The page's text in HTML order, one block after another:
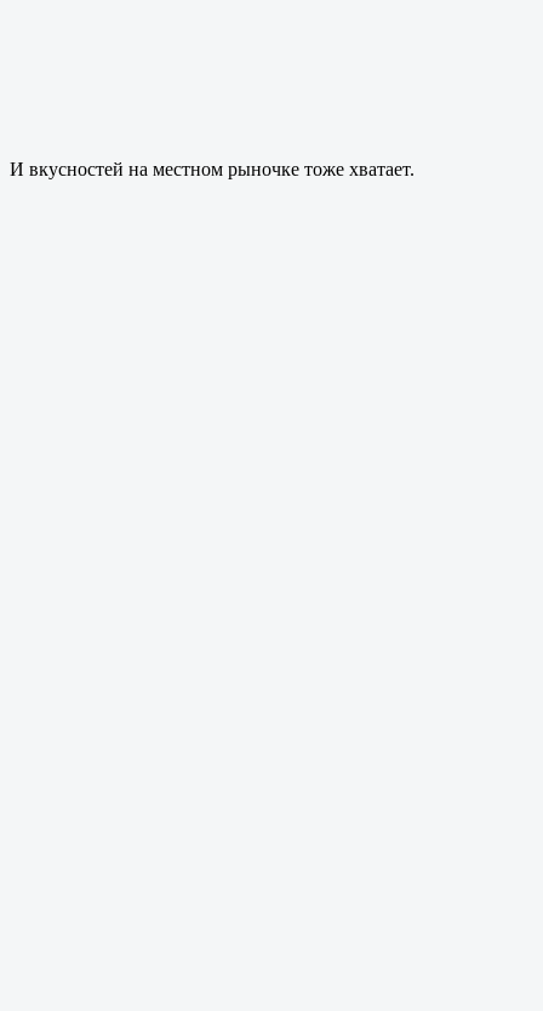
И вкусностей на местном рыночке тоже хватает.